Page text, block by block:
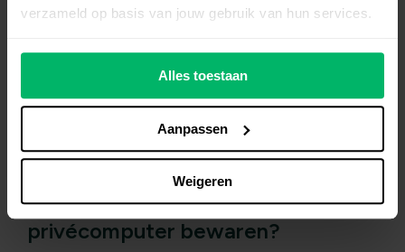
verzameld op basis van jouw gebruik van hun services.
Alles toestaan
Aanpassen
Weigeren
Mag je een ledenbestand op een
privécomputer bewaren?